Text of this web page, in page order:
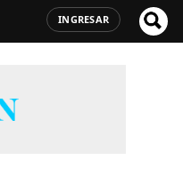
INGRESAR